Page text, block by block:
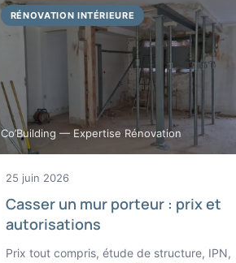
RÉNOVATION INTÉRIEURE
Co’Building — Expertise Rénovation
25 juin 2026
Casser un mur porteur : prix et
autorisations
Prix tout compris, étude de structure, IPN,